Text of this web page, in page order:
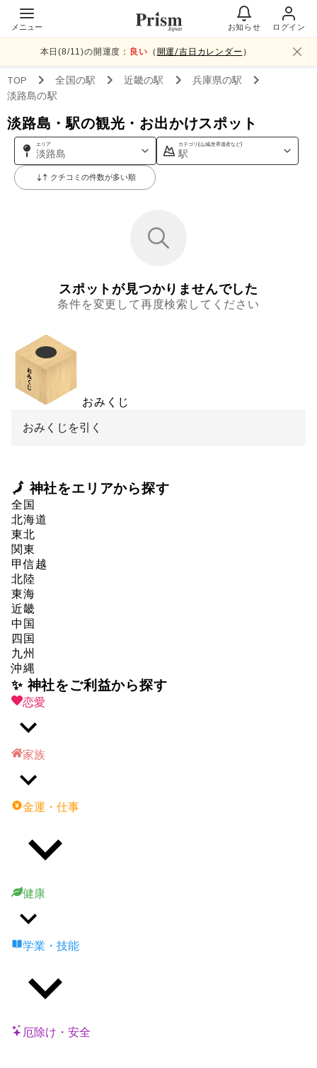
メニュー お知らせ ログイン
本日(8/11)の開運度： 良い （ 開運/吉日カレンダー ）
TOP 全国の駅 近畿の駅 兵庫県の駅
淡路島の駅
淡路島・駅の観光・お出かけスポット
エリア
淡路島
カテゴリ(山,城,世界遺産など)
駅
クチコミの件数が多い順
スポットが見つかりませんでした
条件を変更して再度検索してください
おみくじ
おみくじを引く
🗾 神社をエリアから探す
全国
北海道
東北
関東
甲信越
北陸
東海
近畿
中国
四国
九州
沖縄
✨ 神社をご利益から探す
恋愛
家族
金運・仕事
健康
学業・技能
厄除け・安全